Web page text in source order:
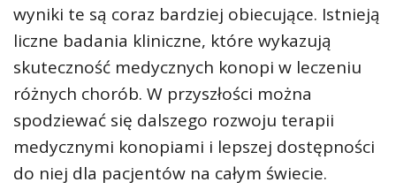
wyniki te są coraz bardziej obiecujące. Istnieją
liczne badania kliniczne, które wykazują
skuteczność medycznych konopi w leczeniu
różnych chorób. W przyszłości można
spodziewać się dalszego rozwoju terapii
medycznymi konopiami i lepszej dostępności
do niej dla pacjentów na całym świecie.